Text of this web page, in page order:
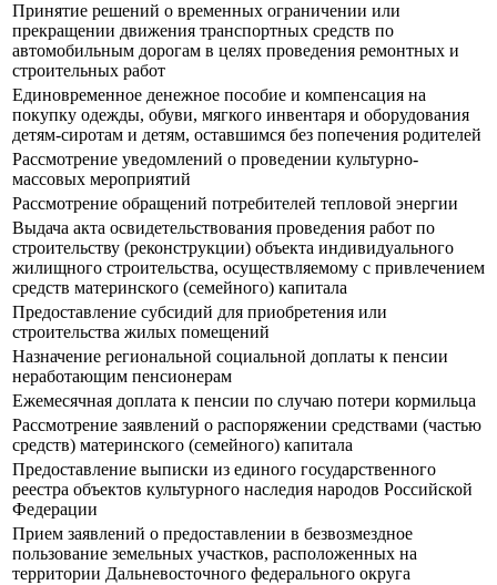
Принятие решений о временных ограничении или
прекращении движения транспортных средств по
автомобильным дорогам в целях проведения ремонтных и
строительных работ
Единовременное денежное пособие и компенсация на
покупку одежды, обуви, мягкого инвентаря и оборудования
детям-сиротам и детям, оставшимся без попечения родителей
Рассмотрение уведомлений о проведении культурно-
массовых мероприятий
Рассмотрение обращений потребителей тепловой энергии
Выдача акта освидетельствования проведения работ по
строительству (реконструкции) объекта индивидуального
жилищного строительства, осуществляемому с привлечением
средств материнского (семейного) капитала
Предоставление субсидий для приобретения или
строительства жилых помещений
Назначение региональной социальной доплаты к пенсии
неработающим пенсионерам
Ежемесячная доплата к пенсии по случаю потери кормильца
Рассмотрение заявлений о распоряжении средствами (частью
средств) материнского (семейного) капитала
Предоставление выписки из единого государственного
реестра объектов культурного наследия народов Российской
Федерации
Прием заявлений о предоставлении в безвозмездное
пользование земельных участков, расположенных на
территории Дальневосточного федерального округа